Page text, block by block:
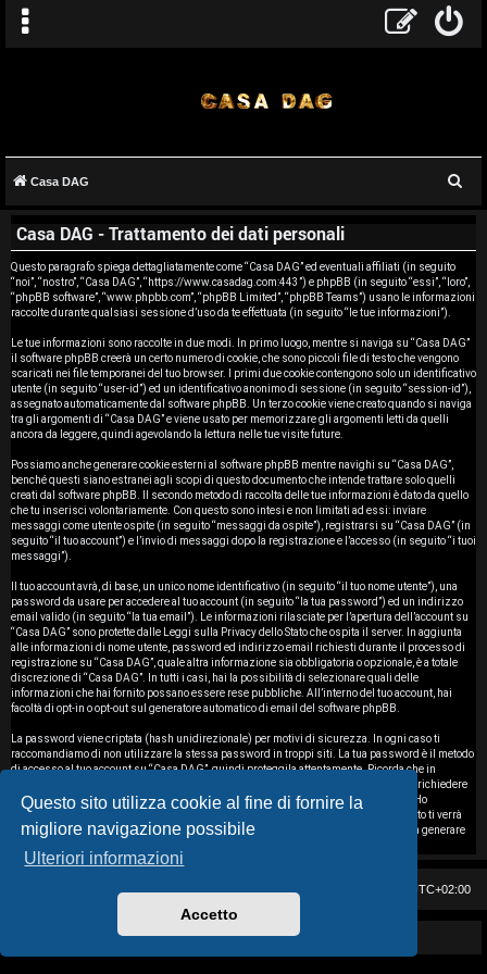
Questo sito utilizza cookie al fine di fornire la
migliore navigazione possibile
Ulteriori informazioni
Accetto
r
g
o
m
e
n
t
i
s
e
n
z
a
r
i
s
p
o
t
Casa DAG
a
Casa DAG - Trattamento dei dati personali
Questo paragrafo spiega dettagliatamente come “Casa DAG” ed eventuali affiliati (in seguito
“noi”, “nostro”, “Casa DAG”, “https://www.casadag.com:443”) e phpBB (in seguito “essi”, “loro”,
“phpBB software”, “www.phpbb.com”, “phpBB Limited”, “phpBB Teams”) usano le informazioni
raccolte durante qualsiasi sessione d’uso da te effettuata (in seguito “le tue informazioni”).
Le tue informazioni sono raccolte in due modi. In primo luogo, mentre si naviga su “Casa DAG”
il software phpBB creerà un certo numero di cookie, che sono piccoli file di testo che vengono
scaricati nei file temporanei del tuo browser. I primi due cookie contengono solo un identificativo
utente (in seguito “user-id”) ed un identificativo anonimo di sessione (in seguito “session-id”),
assegnato automaticamente dal software phpBB. Un terzo cookie viene creato quando si naviga
tra gli argomenti di “Casa DAG” e viene usato per memorizzare gli argomenti letti da quelli
ancora da leggere, quindi agevolando la lettura nelle tue visite future.
Possiamo anche generare cookie esterni al software phpBB mentre navighi su “Casa DAG”,
benché questi siano estranei agli scopi di questo documento che intende trattare solo quelli
creati dal software phpBB. Il secondo metodo di raccolta delle tue informazioni è dato da quello
che tu inserisci volontariamente. Con questo sono intesi e non limitati ad essi: inviare
messaggi come utente ospite (in seguito “messaggi da ospite”), registrarsi su “Casa DAG” (in
seguito “il tuo account”) e l’invio di messaggi dopo la registrazione e l’accesso (in seguito “i tuoi
messaggi”).
Il tuo account avrà, di base, un unico nome identificativo (in seguito “il tuo nome utente”), una
password da usare per accedere al tuo account (in seguito “la tua password”) ed un indirizzo
email valido (in seguito “la tua email”). Le informazioni rilasciate per l’apertura dell’account su
“Casa DAG” sono protette dalle Leggi sulla Privacy dello Stato che ospita il server. In aggiunta
alle informazioni di nome utente, password ed indirizzo email richiesti durante il processo di
registrazione su “Casa DAG”, quale altra informazione sia obbligatoria o opzionale, è a totale
discrezione di “Casa DAG”. In tutti i casi, hai la possibilità di selezionare quali delle
informazioni che hai fornito possano essere rese pubbliche. All’interno del tuo account, hai
facoltà di opt-in o opt-out sul generatore automatico di email del software phpBB.
La password viene criptata (hash unidirezionale) per motivi di sicurezza. In ogni caso ti
raccomandiamo di non utilizzare la stessa password in troppi siti. La tua password è il metodo
di accesso al tuo account su “Casa DAG”, quindi proteggila attentamente. Ricorda che in
nessuna circostanza affiliati di “Casa DAG”, phpBB o terzi possono legittimamente richiedere
la tua password. Nel caso dimenticassi la tua password, puoi utilizzare l’opzione “Ho
dimenticato la password” prevista dal software phpBB. Durante questo procedimento ti verrà
richiesto il tuo nome utente ed indirizzo email, in modo che il software phpBB possa generare
UTC+02:00
Powered by GIGI D'AGOSTINO